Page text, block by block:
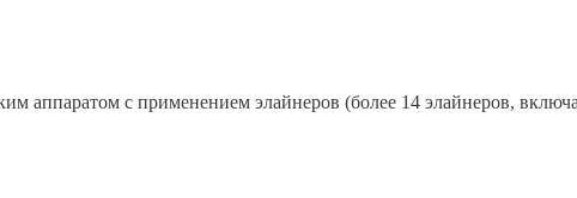
аппаратом с применением элайнеров (более 14 элайнеров,